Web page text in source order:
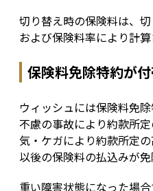
切り替え時の保険料は、
および保険料率により計算
保険料免除特約が
ウィッシュには保険料免
不慮の事故により約款所
気・ケガにより約款所定
以後の保険料の払込みが免
重い障害状態になった場